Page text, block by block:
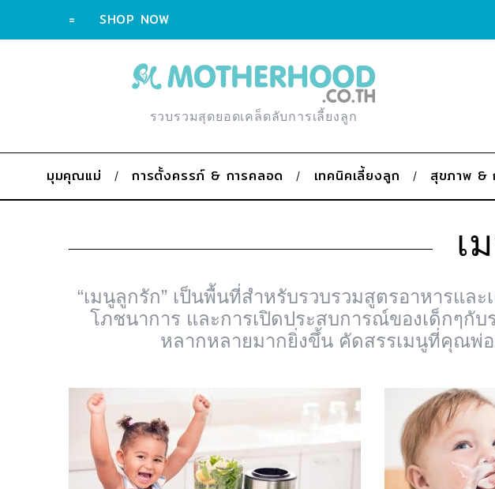
= SHOP NOW
รวบรวมสุดยอดเคล็ดลับการเลี้ยงลูก
มุมคุณแม่ การตั้งครรภ์ & การคลอด เทคนิคเลี้ยงลูก สุขภาพ &
เ
“เมนูลูกรัก” เป็นพื้นที่สำหรับรวบรวมสูตรอาหารแล
โภชนาการ และการเปิดประสบการณ์ของเด็กๆกั
หลากหลายมากยิ่งขึ้น คัดสรรเมนูที่คุณพ่